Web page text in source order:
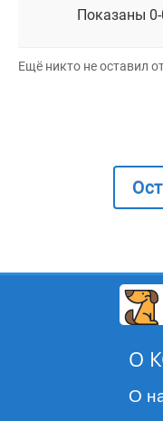
Показаны 0-
Ещё никто не оставил
О
О